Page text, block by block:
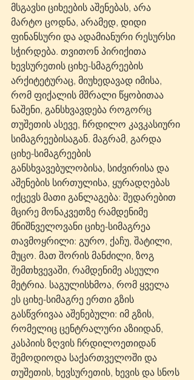
მსგავსი ციხეების აშენებას, არა
მარტო ცოდნა, არამედ, დიდი
ფინანსური და ადამიანური რესურსი
სჭირდება. თვითონ პირიქითა
ხევსურეთის ციხე-სმაგრეების
არქიტეტურაც, მიუხედავად იმისა,
რომ ფიქალის მშრალი წყობითაა
ნაშენი, განსხვავდება როგორც
თუშეთის ასევე, ჩრდილო კავკასიური
სიმაგრეებისაგან. მაგრამ, გარდა
ციხე-სიმაგრეების
განსხვავებულობისა, სიძვირისა და
აშენების სირთულისა, ყურადღებას
იქცევს მათი განლაგება: შედარებით
მცირე მონაკვეთზე რამდენიმე
მნიშნველოვანი ციხე-სიმაგრეა
თავმოყრილი: გურო, ქაჩუ, შატილი,
მუცო. მათ შორის მანძილი, ზოგ
შემთხვევაში, რამდენიმე ასეული
მეტრია. საგულისხმოა, რომ ყველა
ეს ციხე-სიმაგრე ერთი გზის
გასწვრივაა აშენებული: იმ გზის,
რომელიც ცენტრალური აზიიდან,
კასპიის ზღვის ჩრდილოეთიდან
შემოდიოდა საქართველოში და
თუშეთის, ხევსურეთის, ხევის და სნოს